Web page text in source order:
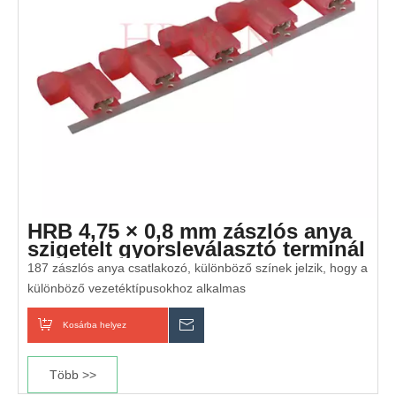
HRB 4,75 × 0,8 mm zászlós anya
szigetelt gyorsleválasztó terminál
AWG#22-18
187 zászlós anya csatlakozó, különböző színek jelzik, hogy a
különböző vezetéktípusokhoz alkalmas
Kosárba helyez
Több >>